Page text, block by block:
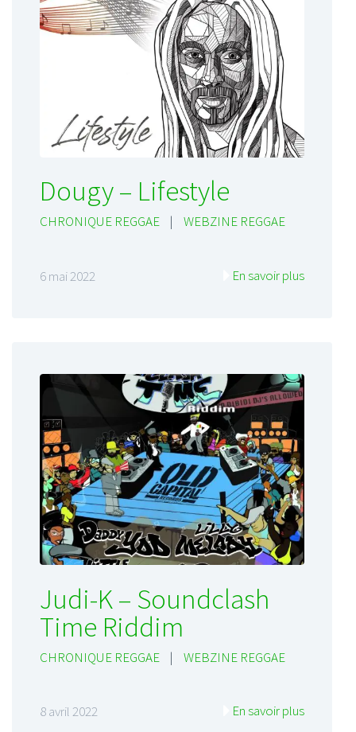
Dougy – Lifestyle
CHRONIQUE REGGAE | WEBZINE REGGAE
6 mai 2022 En savoir plus
Judi-K – Soundclash
Time Riddim
CHRONIQUE REGGAE | WEBZINE REGGAE
8 avril 2022 En savoir plus